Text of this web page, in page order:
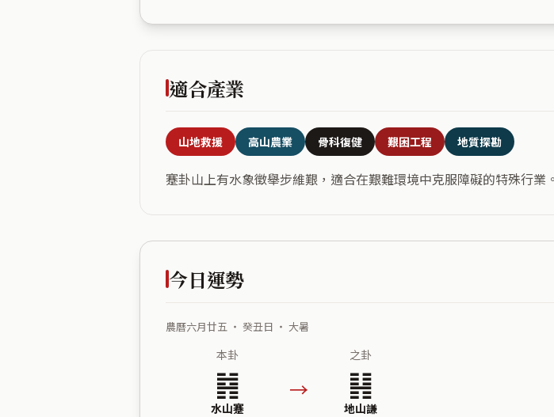
適合產業
山地救援 高山農業 骨科復健 艱困工程 地質探勘
蹇卦山上有水象徵舉步維艱，適合在艱難環境中克服障礙的特殊行業。
今日運勢
農曆六月廿五 ・ 癸丑日 ・ 大暑
本卦
䷦
水山蹇
→
之卦
䷎
地山謙